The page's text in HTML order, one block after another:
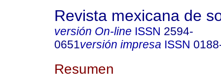
Revista mexicana de
versión On-line ISSN 2594-
0651versión impresa ISSN
Resumen